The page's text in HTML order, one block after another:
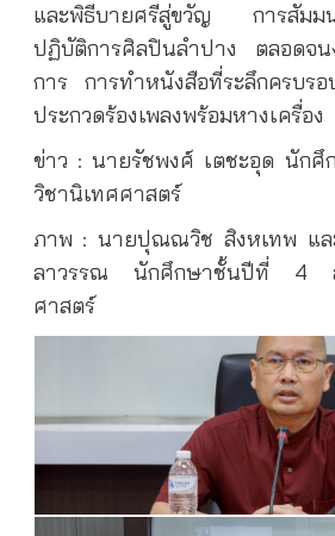
และพิธีบายศรีสู่ขวัญ การสัมมน
ปฏิบัติการศิลปินลำปาง ตลอดจน
การ การทำหนังสือที่ระลึกครบ
ประกวดร้องเพลงพร้อมหางเครื่อง
ข่าว : นายรัชพงศ์ เตชะอุด นัก
วิชานิเทศศาสตร์
ภาพ : นายปุณณวิช สิงหเทพ แล
ลาวรรณ นักศึกษาชั้นปีที่ 4 ส
ศาสตร์